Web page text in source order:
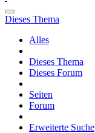
Dieses Thema
Alles
Dieses Thema
Dieses Forum
Seiten
Forum
Erweiterte Suche